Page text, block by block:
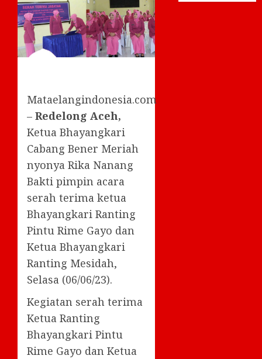
Mataelangindonesia.com
– Redelong Aceh,
Ketua Bhayangkari
Cabang Bener Meriah
nyonya Rika Nanang
Bakti pimpin acara
serah terima ketua
Bhayangkari Ranting
Pintu Rime Gayo dan
Ketua Bhayangkari
Ranting Mesidah,
Selasa (06/06/23).
Kegiatan serah terima
Ketua Ranting
Bhayangkari Pintu
Rime Gayo dan Ketua